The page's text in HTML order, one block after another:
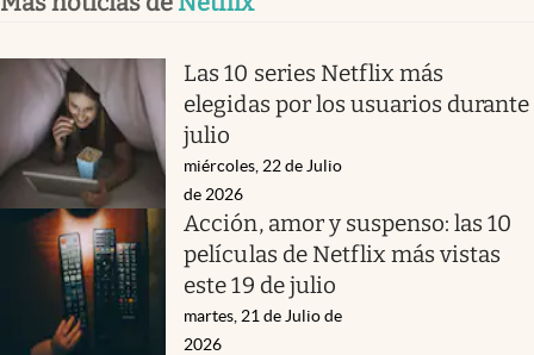
Las 10 series Netflix más
elegidas por los usuarios durante
julio
miércoles, 22 de Julio
de 2026
Acción, amor y suspenso: las 10
películas de Netflix más vistas
este 19 de julio
martes, 21 de Julio de
2026